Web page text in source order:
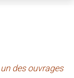
des ouvrages